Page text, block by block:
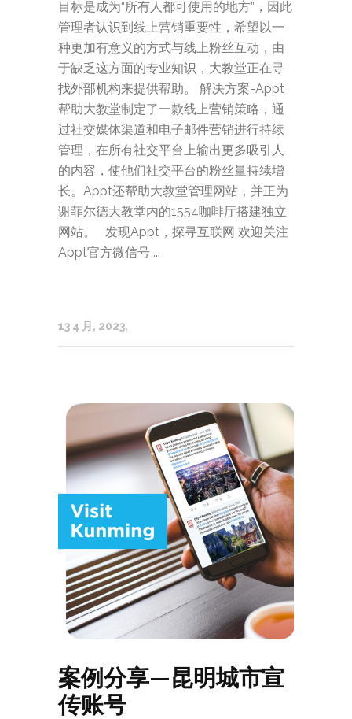
目标是成为“所有人都可使用的地方”，因此
管理者认识到线上营销重要性，希望以一
种更加有意义的方式与线上粉丝互动，由
于缺乏这方面的专业知识，大教堂正在寻
找外部机构来提供帮助。 解决方案-Appt
帮助大教堂制定了一款线上营销策略，通
过社交媒体渠道和电子邮件营销进行持续
管理，在所有社交平台上输出更多吸引人
的内容，使他们社交平台的粉丝量持续增
长。Appt还帮助大教堂管理网站，并正为
谢菲尔德大教堂内的1554咖啡厅搭建独立
网站。 发现Appt，探寻互联网 欢迎关注
Appt官方微信号 ...
13 4 月, 2023
案例分享—昆明城市宣
传账号